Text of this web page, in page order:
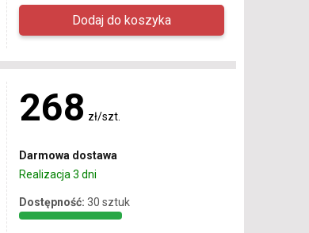
268 zł/szt.
Darmowa dostawa
Realizacja 3 dni
Dostępność: 30 sztuk